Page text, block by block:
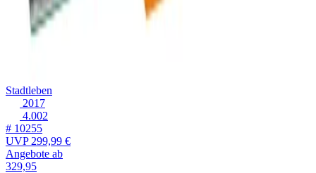
Stadtleben
2017
4.002
# 10255
UVP299,99 €
Angebote ab
329,95